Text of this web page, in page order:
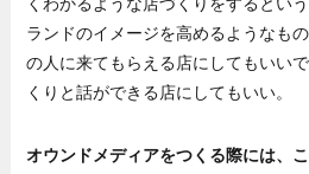
くわかるような店づくりをするとい
ランドのイメージを高めるようなも
の人に来てもらえる店にしてもいい
くりと話ができる店にしてもいい。
オウンドメディアをつくる際には、